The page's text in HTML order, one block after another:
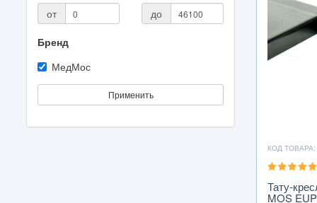
от
до
Бренд
МедМос
Применить
КОД ТОВАРА:
Тату-
MOS